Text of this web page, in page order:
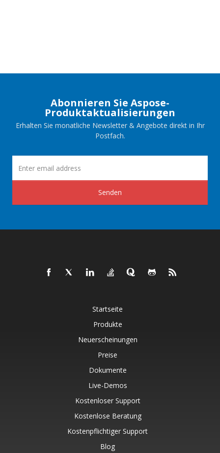
Abonnieren Sie Aspose-
Produktaktualisierungen
Erhalten Sie monatliche Newsletter & Angebote direkt in Ihr
Postfach.
Senden
Startseite
Produkte
Neuerscheinungen
Preise
Dokumente
Live-Demos
Kostenloser Support
Kostenlose Beratung
Kostenpflichtiger Support
Blog